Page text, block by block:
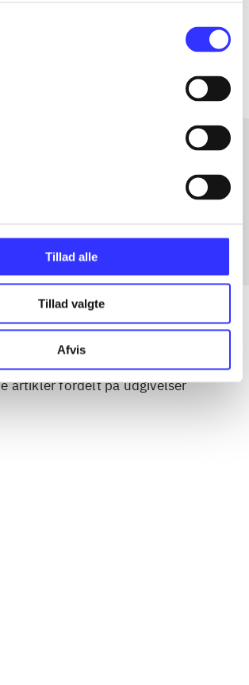
Tillad alle
Tillad valgte
Afvis
samme emner
artikler fordelt på udgivelser